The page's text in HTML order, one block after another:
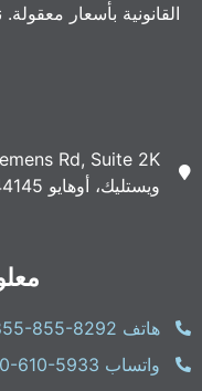
القانونية بأسعار
Rd, Suite 2K
ويستليك، أوهايو 44145، الولايات المتحدة الأمريكية
هاتف 855-8292
واتساب 610-5933